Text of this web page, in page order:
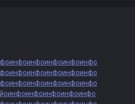
инфоинфоинфоинфоинфо
инфоинфоинфоинфоинфо
инфоинфоинфоинфоинфо
инфоинфоинфоинфоинфо